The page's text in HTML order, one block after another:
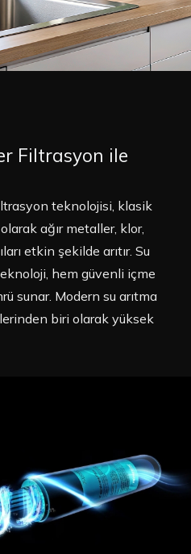
Filtrasyon ile
teknolojisi, klasik
ağır metaller, klor,
etkin şekilde arıtır. Su
hem güvenli içme
sunar. Modern su arıtma
biri olarak yüksek